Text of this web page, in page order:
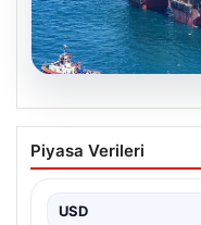
06.08.2026
İstanbul
Köprülerin
Piyasa Verileri
USD